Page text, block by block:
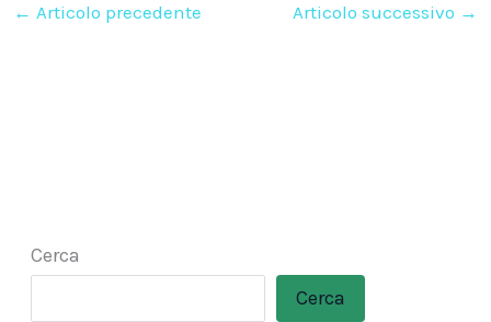
← Articolo precedente Articolo successivo →
Cerca
Cerca